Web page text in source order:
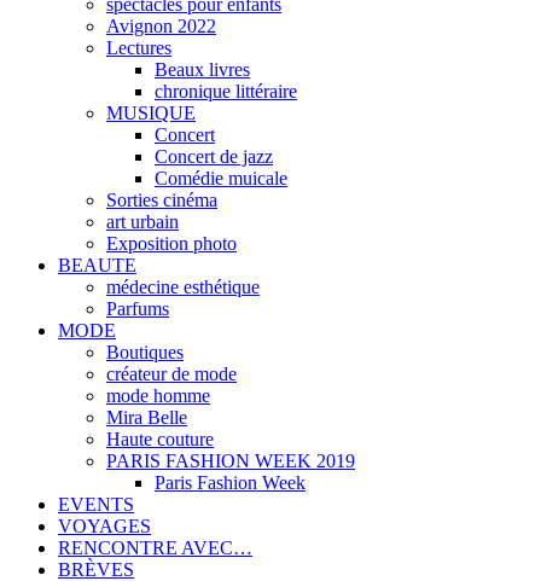
spectacles pour enfants
Avignon 2022
Lectures
Beaux livres
chronique littéraire
MUSIQUE
Concert
Concert de jazz
Comédie muicale
Sorties cinéma
art urbain
Exposition photo
BEAUTE
médecine esthétique
Parfums
MODE
Boutiques
créateur de mode
mode homme
Mira Belle
Haute couture
PARIS FASHION WEEK 2019
Paris Fashion Week
EVENTS
VOYAGES
RENCONTRE AVEC…
BRÈVES